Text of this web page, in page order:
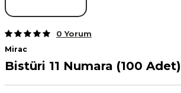
0 Yorum
Mirac
Bistüri 11 Numara (100 Adet)